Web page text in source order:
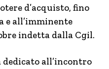
d’acquisto, fino
e all’imminente
indetta dalla Cgil.
dedicato all’incontro